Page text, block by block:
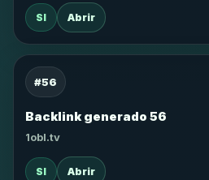
SI Abrir
#56
Backlink generado 56
1obl.tv
SI Abrir